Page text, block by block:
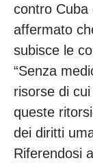
contro Cuba
affermato
subisce le
“Senza
risorse di
queste
dei diritti
Riferendosi